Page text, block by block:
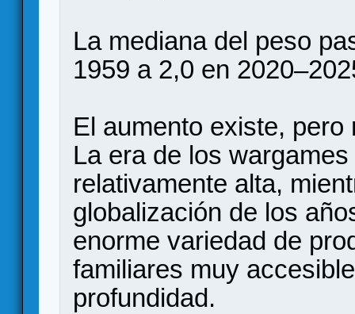
La mediana del peso
1959 a 2,0 en
El aumento existe,
La era de los
relativamente alta,
globalización de los
enorme variedad de
familiares muy
profundidad.